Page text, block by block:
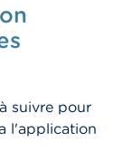
suivre pour
l'application